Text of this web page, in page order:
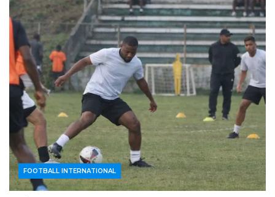
ACTUALITÉS FOOTBALL
FOOTBALL AFRICAIN
FOOTBALL INTERNATIONAL